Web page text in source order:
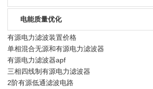
电能质量优化
有源电力滤波装置价格
单相混合无源和有源电力滤波器
有源电力滤波器apf
三相四线制有源电力滤波器
2阶有源低通滤波电路